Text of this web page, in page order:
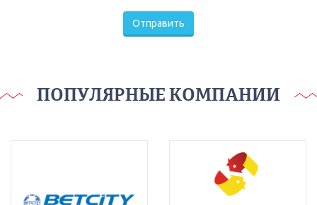
Отправить
ПОПУЛЯРНЫЕ КОМПАНИИ